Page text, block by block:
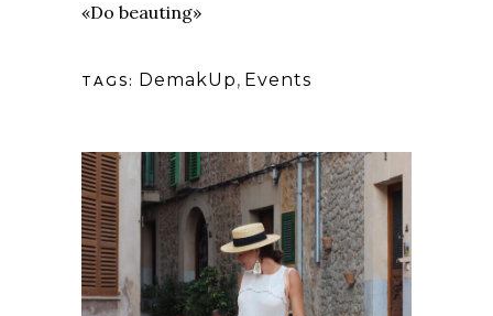
«Do beauting»
TAGS: DemakUp, Events